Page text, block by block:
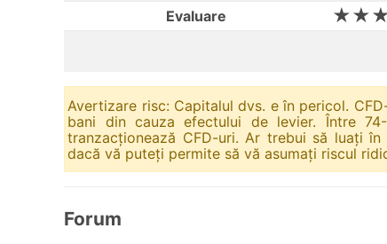
Evaluare
Avertizare risc: Capitalul dvs. e în pericol.
bani din cauza efectului de levier. Între
tranzacționează CFD-uri. Ar trebui să luați
dacă vă puteți permite să vă asumați riscul
Forum